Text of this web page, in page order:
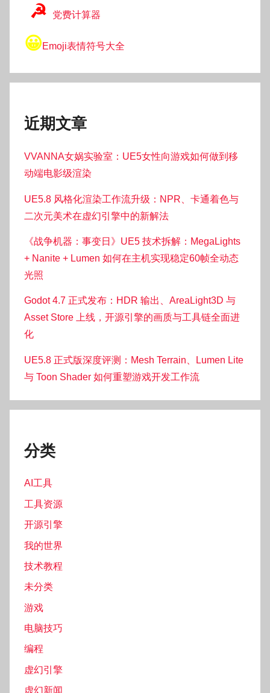
☭ 党费计算器
😀Emoji表情符号大全
近期文章
VVANNA女娲实验室：UE5女性向游戏如何做到移
动端电影级渲染
UE5.8 风格化渲染工作流升级：NPR、卡通着色与
二次元美术在虚幻引擎中的新解法
《战争机器：事变日》UE5 技术拆解：MegaLights
+ Nanite + Lumen 如何在主机实现稳定60帧全动态
光照
Godot 4.7 正式发布：HDR 输出、AreaLight3D 与
Asset Store 上线，开源引擎的画质与工具链全面进
化
UE5.8 正式版深度评测：Mesh Terrain、Lumen Lite
与 Toon Shader 如何重塑游戏开发工作流
分类
AI工具
工具资源
开源引擎
我的世界
技术教程
未分类
游戏
电脑技巧
编程
虚幻引擎
虚幻新闻